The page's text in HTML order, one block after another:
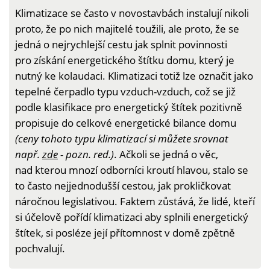
Klimatizace se často v novostavbách instalují nikoli
proto, že po nich majitelé toužili, ale proto, že se
jedná o nejrychlejší cestu jak splnit povinnosti
pro získání energetického štítku domu, který je
nutný ke kolaudaci. Klimatizaci totiž lze označit jako
tepelné čerpadlo typu vzduch-vzduch, což se již
podle klasifikace pro energetický štítek pozitivně
propisuje do celkové energetické bilance domu
(ceny tohoto typu klimatizací si můžete srovnat
např.zde- pozn. red.). Ačkoli se jedná o věc,
nad kterou mnozí odborníci kroutí hlavou, stalo se
to často nejjednodušší cestou, jak prokličkovat
náročnou legislativou. Faktem zůstává, že lidé, kteří
si účelově pořídí klimatizaci aby splnili energetický
štítek, si posléze její přítomnost v domě zpětně
pochvalují.